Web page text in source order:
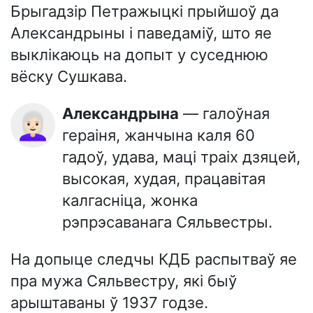
Брыгадзір Петражыцкі прыйшоў да
Александрыны і паведаміў, што яе
выклікаюць на допыт у суседнюю
вёску Сушкава.
👩🏻‍🦳 Александрына — галоўная
гераіня, жанчына каля 60
гадоў, удава, маці траіх дзяцей,
высокая, худая, працавітая
калгасніца, жонка
рэпрэсаванага Сяльвестры.
На допыце следчы КДБ распытваў яе
пра мужа Сяльвестру, які быў
арыштаваны ў 1937 годзе.